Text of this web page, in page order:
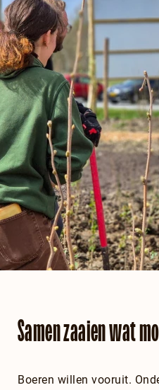
Samen zaaien wat
Boeren willen vooruit.